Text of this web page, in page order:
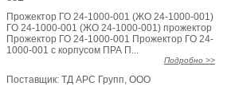
Прожектор ГО 24-1000-001 (ЖО 24-1000-001)
ГО 24-1000-001 (ЖО 24-1000-001) прожектор
Прожектор ГО 24-1000-001 Прожектор ГО 24-
1000-001 с корпусом ПРА П...
Подробно >>
Поставщик:ТД АРС Групп, ООО